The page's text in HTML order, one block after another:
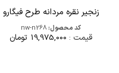
زنجير نقره مردانه طرح فيگارو
کد محصول:nw-n268
قیمت : 19,975,000 تومان